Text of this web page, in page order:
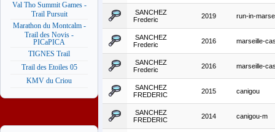
Val Tho Summit Games -
Trail Pursuit
Marathon du Montcalm -
Trail des Novis -
PICaPICA
TIGNES Trail
Trail des Etoiles 05
KMV du Criou
SANCHEZ
Frederic
2019 run-in-
SANCHEZ
Frederic
2016 marseille-
SANCHEZ
Frederic
2016 marseille-
SANCHEZ
FREDERIC
2015 canigou
SANCHEZ
FREDERIC
2014 canigou-m